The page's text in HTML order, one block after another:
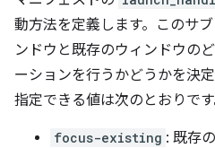
動方法を定義します。このサ
ンドウと既存のウィンドウの
ーションを行うかどうかを決定
指定できる値は次のとおりです
focus-existing : 既存